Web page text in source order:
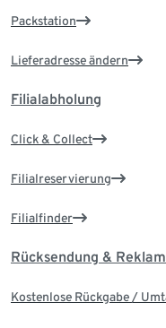
Packstation
Lieferadresse ändern
Filialabholung
Click & Collect
Filialreservierung
Filialfinder
Rücksendung &
Kostenlose Rückgabe /